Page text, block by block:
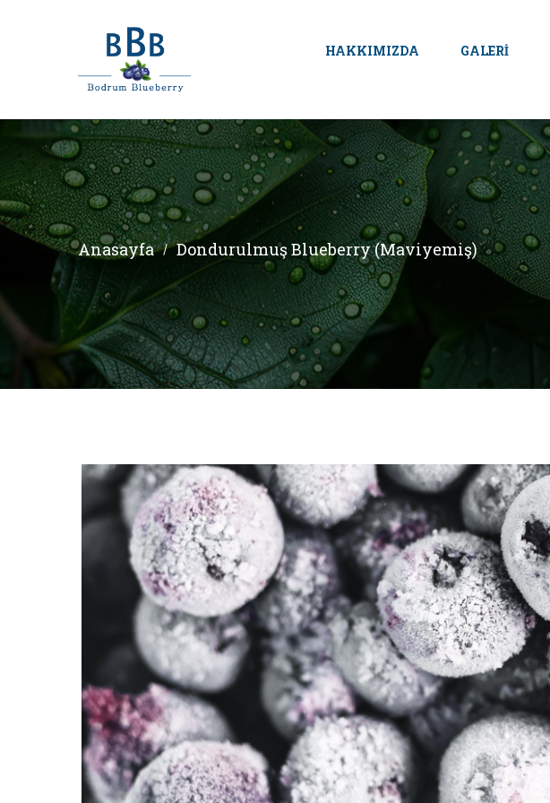
HAKKIMIZDA GALERI
Anasayfa Dondurulmuş Blueberry (Maviyemiş)